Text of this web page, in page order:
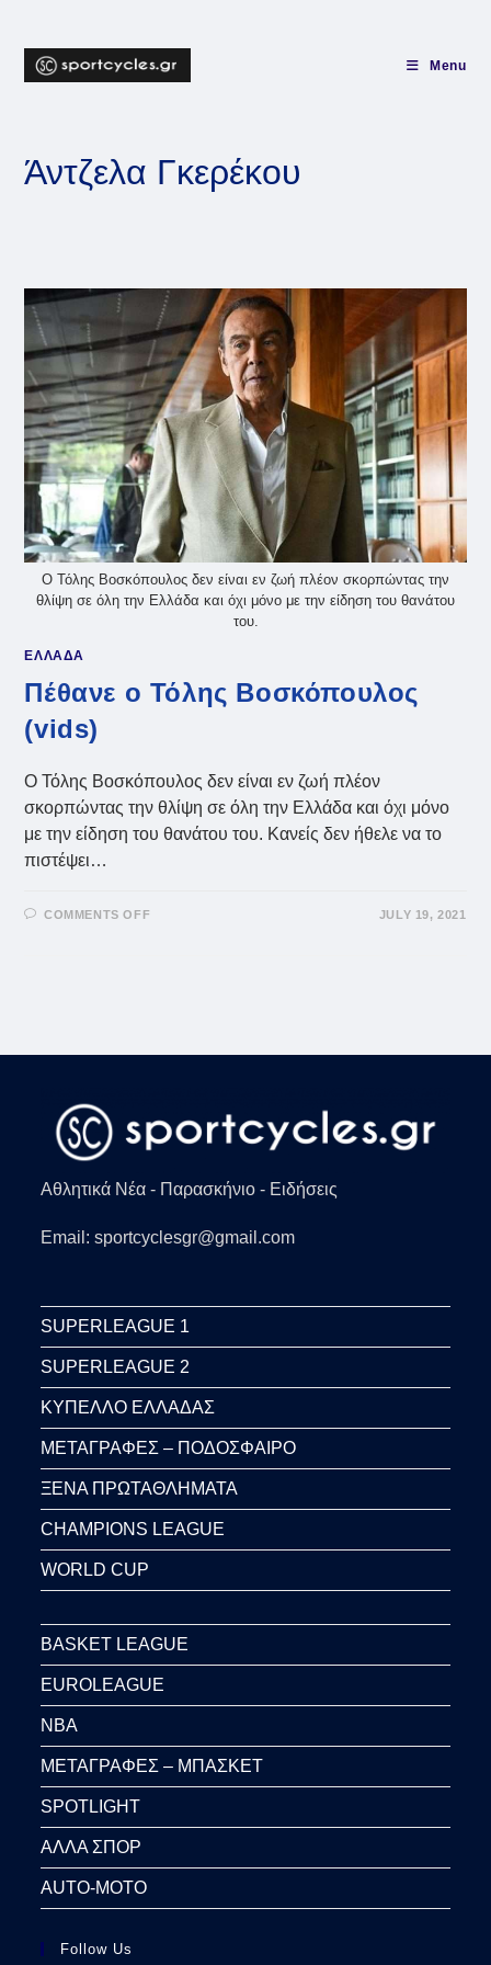
content
Menu
Άντζελα Γκερέκου
Ο Τόλης Βοσκόπουλος δεν είναι εν ζωή πλέον σκορπώντας την
θλίψη σε όλη την Ελλάδα και όχι μόνο με την είδηση του θανάτου
του.
ΕΛΛΑΔΑ
Πέθανε ο Τόλης Βοσκόπουλος
(vids)
Ο Τόλης Βοσκόπουλος δεν είναι εν ζωή πλέον
σκορπώντας την θλίψη σε όλη την Ελλάδα και όχι μόνο
με την είδηση του θανάτου του. Κανείς δεν ήθελε να το
πιστέψει…
COMMENTS OFF JULY 19, 2021
Αθλητικά Νέα - Παρασκήνιο - Ειδήσεις
Email: sportcyclesgr@gmail.com
SUPERLEAGUE 1
SUPERLEAGUE 2
ΚΥΠΕΛΛΟ ΕΛΛΑΔΑΣ
ΜΕΤΑΓΡΑΦΕΣ – ΠΟΔΟΣΦΑΙΡΟ
ΞΕΝΑ ΠΡΩΤΑΘΛΗΜΑΤΑ
CHAMPIONS LEAGUE
WORLD CUP
BASKET LEAGUE
EUROLEAGUE
NBA
ΜΕΤΑΓΡΑΦΕΣ – ΜΠΑΣΚΕΤ
SPOTLIGHT
ΑΛΛΑ ΣΠΟΡ
AUTO-MOTO
Follow Us